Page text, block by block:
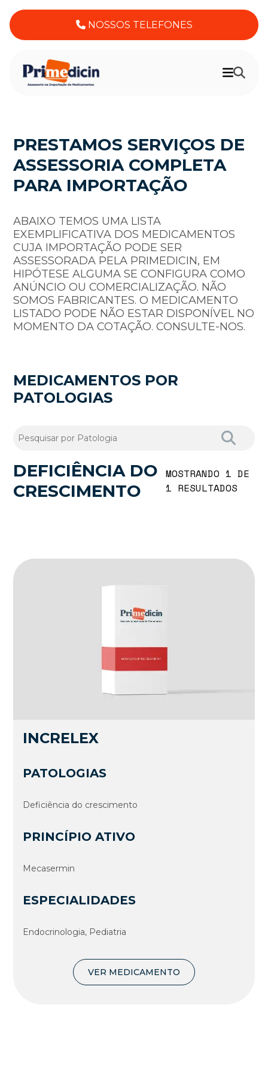
NOSSOS TELEFONES
PRESTAMOS SERVIÇOS DE
ASSESSORIA COMPLETA
PARA IMPORTAÇÃO
ABAIXO TEMOS UMA LISTA
EXEMPLIFICATIVA DOS MEDICAMENTOS
CUJA IMPORTAÇÃO PODE SER
ASSESSORADA PELA PRIMEDICIN, EM
HIPÓTESE ALGUMA SE CONFIGURA COMO
ANÚNCIO OU COMERCIALIZAÇÃO. NÃO
SOMOS FABRICANTES. O MEDICAMENTO
LISTADO PODE NÃO ESTAR DISPONÍVEL NO
MOMENTO DA COTAÇÃO. CONSULTE-NOS.
MEDICAMENTOS POR
PATOLOGIAS
DEFICIÊNCIA DO
CRESCIMENTO
MOSTRANDO 1 DE
1 RESULTADOS
INCRELEX
PATOLOGIAS
Deficiência do crescimento
PRINCÍPIO ATIVO
Mecasermin
ESPECIALIDADES
Endocrinologia, Pediatria
VER MEDICAMENTO